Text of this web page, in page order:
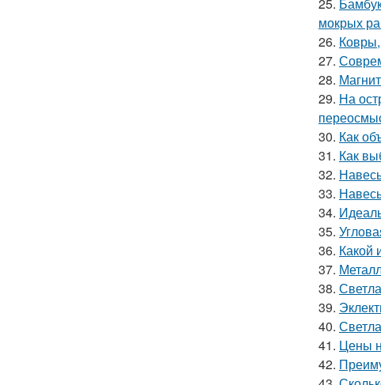
мокрых
26.
27.
28.
29. На
30. Как
31. Как
32.
33.
34.
35.
36. Какой
37.
38.
39.
40.
41. Цены
42.